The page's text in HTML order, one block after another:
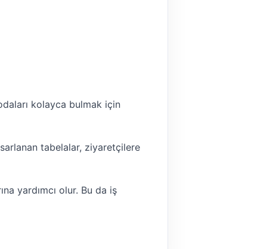
kolayca bulmak için
tabelalar, ziyaretçilere
yardımcı olur. Bu da iş